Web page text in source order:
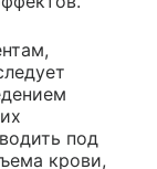
под
крови,